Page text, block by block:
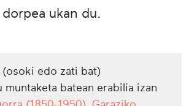
dorpea ukan du.
(osoki edo zati bat)
batean erabilia izan